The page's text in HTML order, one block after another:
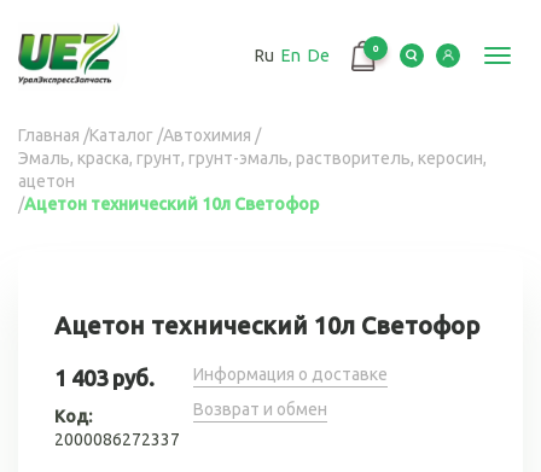
основному
содержанию
Ru En De 0
Вы
здесь
Главная /Каталог /Автохимия /
Эмаль, краска, грунт, грунт-эмаль, растворитель, керосин,
ацетон
/Ацетон технический 10л Светофор
Ацетон технический 10л Светофор
1 403 руб.
Код:
2000086272337
Информация о доставке
Возврат и обмен